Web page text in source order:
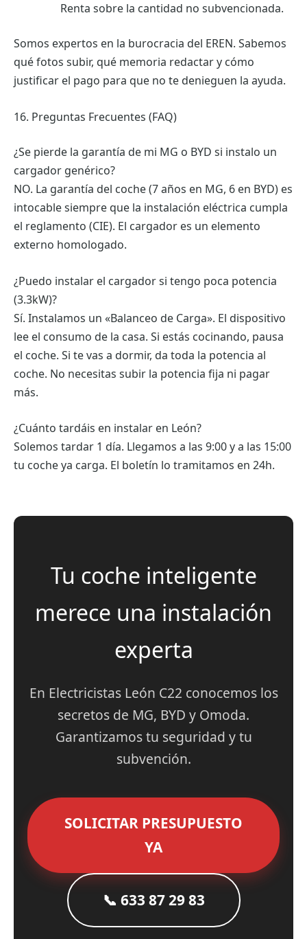
Renta sobre la cantidad no subvencionada.
Somos expertos en la burocracia del EREN. Sabemos
qué fotos subir, qué memoria redactar y cómo
justificar el pago para que no te denieguen la ayuda.
16. Preguntas Frecuentes (FAQ)
¿Se pierde la garantía de mi MG o BYD si instalo un
cargador genérico?
NO. La garantía del coche (7 años en MG, 6 en BYD) es
intocable siempre que la instalación eléctrica cumpla
el reglamento (CIE). El cargador es un elemento
externo homologado.
¿Puedo instalar el cargador si tengo poca potencia
(3.3kW)?
Sí. Instalamos un «Balanceo de Carga». El dispositivo
lee el consumo de la casa. Si estás cocinando, pausa
el coche. Si te vas a dormir, da toda la potencia al
coche. No necesitas subir la potencia fija ni pagar
más.
¿Cuánto tardáis en instalar en León?
Solemos tardar 1 día. Llegamos a las 9:00 y a las 15:00
tu coche ya carga. El boletín lo tramitamos en 24h.
Tu coche inteligente
merece una instalación
experta
En Electricistas León C22 conocemos los
secretos de MG, BYD y Omoda.
Garantizamos tu seguridad y tu
subvención.
SOLICITAR PRESUPUESTO
YA
📞 633 87 29 83